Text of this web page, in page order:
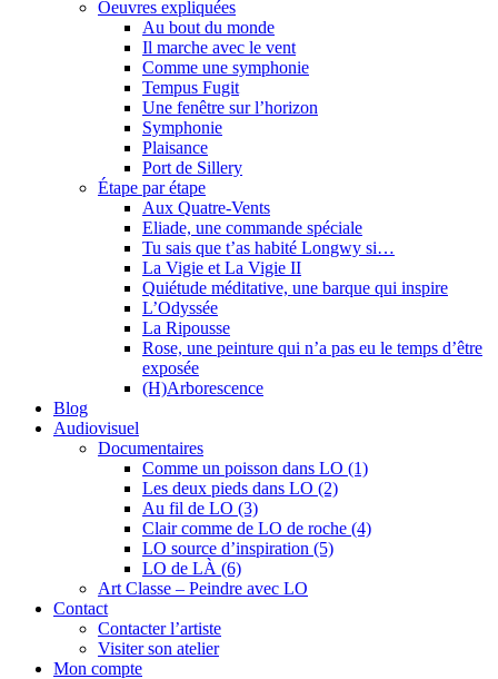
Oeuvres expliquées
Au bout du monde
Il marche avec le vent
Comme une symphonie
Tempus Fugit
Une fenêtre sur l’horizon
Symphonie
Plaisance
Port de Sillery
Étape par étape
Aux Quatre-Vents
Eliade, une commande spéciale
Tu sais que t’as habité Longwy si…
La Vigie et La Vigie II
Quiétude méditative, une barque qui inspire
L’Odyssée
La Ripousse
Rose, une peinture qui n’a pas eu le temps d’être
exposée
(H)Arborescence
Blog
Audiovisuel
Documentaires
Comme un poisson dans LO (1)
Les deux pieds dans LO (2)
Au fil de LO (3)
Clair comme de LO de roche (4)
LO source d’inspiration (5)
LO de LÀ (6)
Art Classe – Peindre avec LO
Contact
Contacter l’artiste
Visiter son atelier
Mon compte